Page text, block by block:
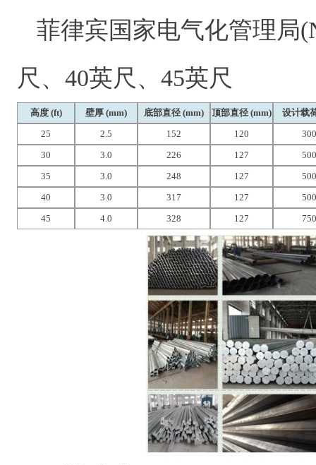
菲律宾国家电气化管理局
尺、40英尺、45英尺
高度(ft) 壁厚 (mm) 底部直径 (mm) 顶部直径 (mm)
设计载
25
2.5 152 120
300
30
3.0 226 127
500
35
3.0 248 127
500
40
3.0 317 127
500
45
4.0 328 127 750